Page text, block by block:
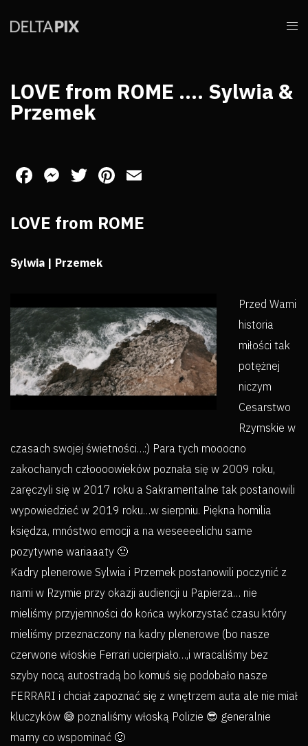
LOVE from ROME …. Sylwia &
Przemek
Facebook
Messenger
TwitterPinterest
LOVE from ROME
Sylwia | Przemek
Przed Wami
historia
miłości tak
potężnej
niczym
Cesarstwo
Rzymskie w
czasach swojej świetności…:) Para tych mooocno
zakochanych człoooowieków poznała się w 2009 roku,
zaręczyli się w 2017 roku a Sakramentalne tak postanowili
wypowiedzieć w 2019 roku…w sierpniu. Piękna homilia
księdza, mnóstwo emocji a na weseeeelichu same
pozytywne wariaaaty 🙂
Kadry plenerowe Sylwia i Przemek postanowili poczynić z
nami w Rzymie przy okazji audiencji u Papierza… nie
mieliśmy przyjemności do końca wykorzystać czasu który
mieliśmy przeznaczony na kadry plenerowe (bo nasze
czerwone włoskie Ferrari ucierpiało…,i wracaliśmy bez
szyby nocą autostradą bo komuś się podobało nasze
FERRARI i chciał zapoznać się z wnętrzem auta ale nie miał
kluczyków 😅 poznaliśmy włoską Polizie 😎 generalnie
mamy co wspominać 🙂